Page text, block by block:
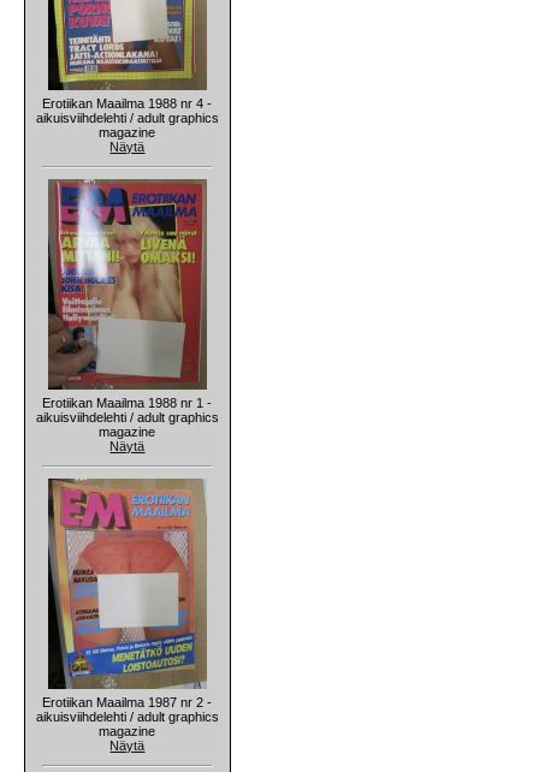
Erotiikan Maailma 1988 nr 4 -
aikuisviihdelehti / adult graphics
magazine
Näytä
Erotiikan Maailma 1988 nr 1 -
aikuisviihdelehti / adult graphics
magazine
Näytä
Erotiikan Maailma 1987 nr 2 -
aikuisviihdelehti / adult graphics
magazine
Näytä